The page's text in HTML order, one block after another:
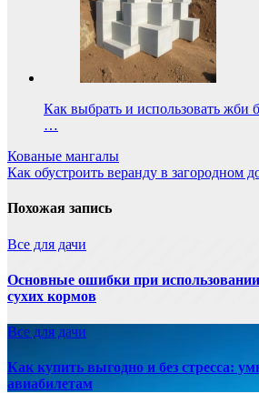
Как выбрать и использовать жби
…
Навигация
по
записям
Кованые мангалы
Как обустроить веранду в загородном
Похожая запись
Все для дачи
Основные ошибки при использовании
сухих кормов
Все для дачи
Как купить выгодно и без стресса:
авиабилетам